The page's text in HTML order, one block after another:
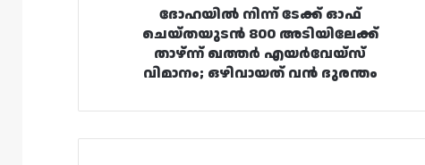
എയർവേയ്‌സ്
വിമാനം;
ഒഴിവായത്
ദോഹയിൽ നിന്ന് ടേക്ക് ഓഫ്
ചെയ്തയുടൻ 800 അടിയിലേക്ക്
താഴ്ന്ന് ഖത്തർ എയർവേയ്‌സ്
വിമാനം; ഒഴിവായത് വൻ ദുരന്തം